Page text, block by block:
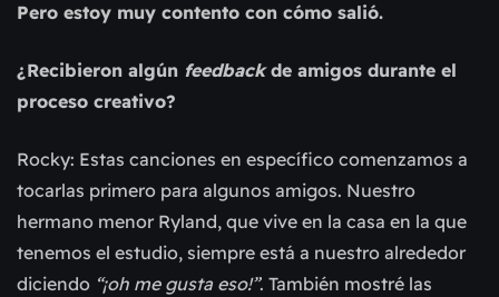
Pero estoy muy contento con cómo salió.
¿Recibieron algún feedbackde amigos durante el
proceso creativo?
Rocky: Estas canciones en específico comenzamos a
tocarlas primero para algunos amigos. Nuestro
hermano menor Ryland, que vive en la casa en la que
tenemos el estudio, siempre está a nuestro alrededor
diciendo “¡oh me gusta eso!”. También mostré las